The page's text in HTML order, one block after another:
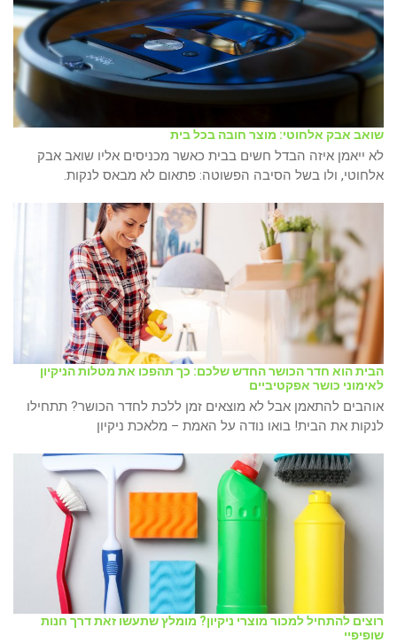
שואב אבק אלחוטי: מוצר חובה בכל בית
לא ייאמן איזה הבדל חשים בבית כאשר מכניסים אליו שואב אבק
אלחוטי, ולו בשל הסיבה הפשוטה: פתאום לא מבאס לנקות.
הבית הוא חדר הכושר החדש שלכם: כך תהפכו את מטלות הניקיון
לאימוני כושר אפקטיביים
אוהבים להתאמן אבל לא מוצאים זמן ללכת לחדר הכושר? תתחילו
לנקות את הבית! בואו נודה על האמת – מלאכת ניקיון
רוצים להתחיל למכור מוצרי ניקיון? מומלץ שתעשו זאת דרך חנות
שופיפיי